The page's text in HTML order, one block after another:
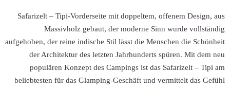
Safarizelt –
aufgehoben, der
der
populären
beliebtesten für